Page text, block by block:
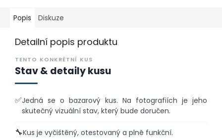
Popis Diskuze
Detailní popis produktu
TENTO KONKRÉTNÍ KUS
Stav & detaily kusu
✅Jedná se o bazarový kus. Na fotografiích je jeho
skutečný vizuální stav, který bude doručen.
🔧Kus je vyčištěný, otestovaný a plně funkční.